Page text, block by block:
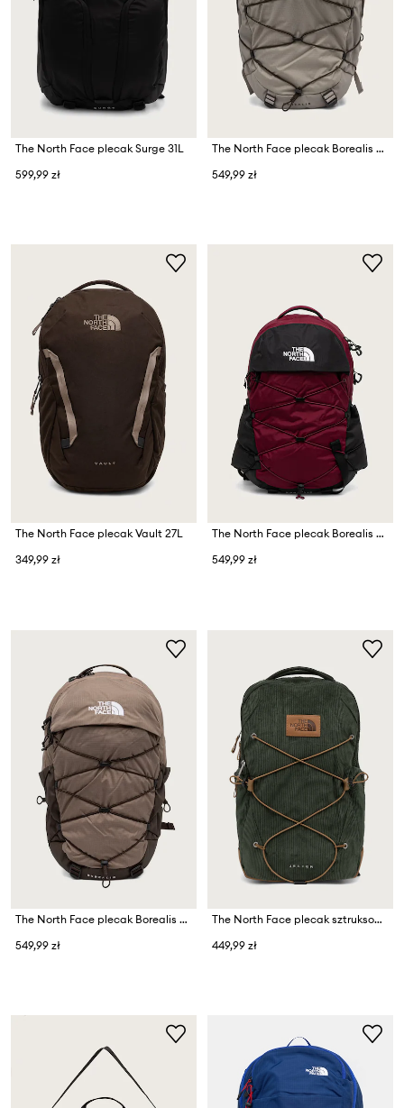
The North Face plecak Surge 31L
599,99 zł
The North Face plecak Borealis 28L
549,99 zł
The North Face plecak Vault 27L
349,99 zł
The North Face plecak Borealis 28L
549,99 zł
The North Face plecak Borealis 28L
549,99 zł
The North Face plecak sztruksowy Jester 28L
449,99 zł